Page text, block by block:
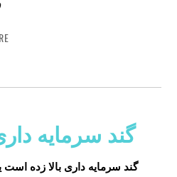
گند سرمایه
گند سرمایه داری بالا زده است